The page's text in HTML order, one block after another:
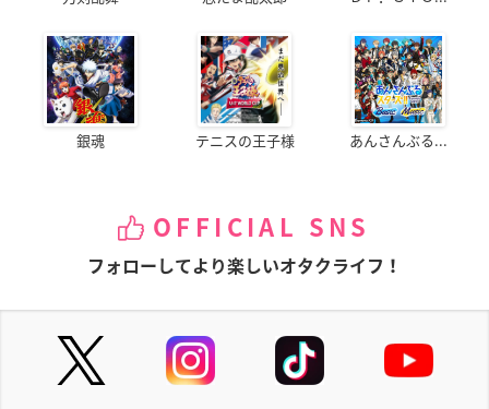
銀魂 テニスの王子様 あんさんぶる...
OFFICIAL SNS
フォローしてより楽しいオタクライフ！